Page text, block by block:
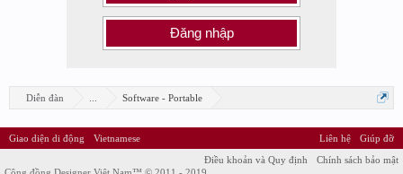
Đăng nhập
Diễn đàn Software - Portable
Giao diện di động Vietnamese Liên hệ
Giúp đỡ
Điều khoản và Quy định
Chính sách bảo mật